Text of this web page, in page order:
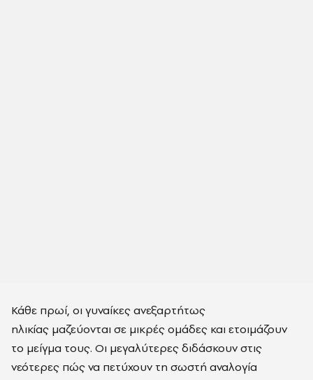
Κάθε πρωί, οι γυναίκες ανεξαρτήτως
ηλικίας μαζεύονται σε μικρές ομάδες και ετοιμάζουν
το μείγμα τους. Οι μεγαλύτερες διδάσκουν στις
νεότερες πώς να πετύχουν τη σωστή αναλογία